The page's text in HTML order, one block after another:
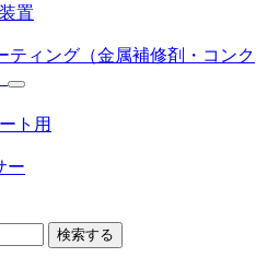
置
ティング （金属補修剤・コンク
ト用
ー
検索する